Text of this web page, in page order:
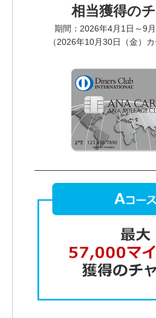
相当獲得の
期間：2026年4月1日～9
（2026年10月30日（金）